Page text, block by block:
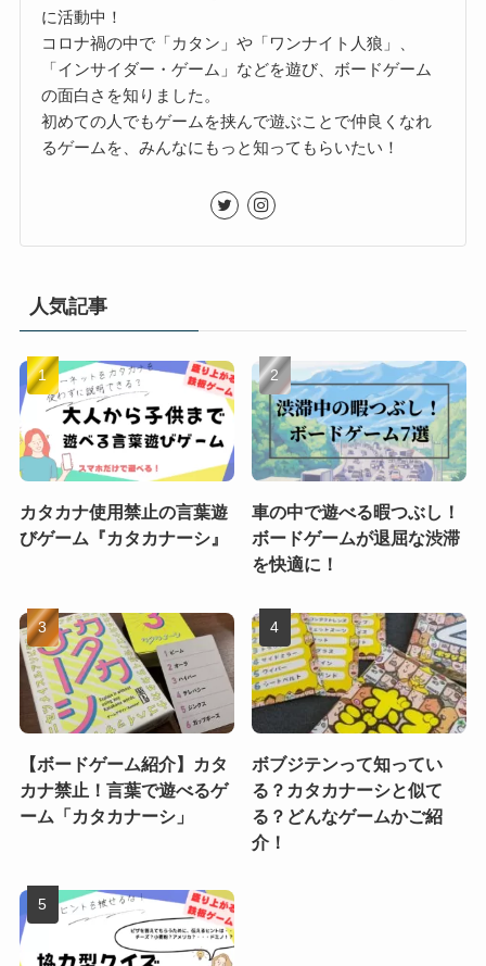
に活動中！
コロナ禍の中で「カタン」や「ワンナイト人狼」、
「インサイダー・ゲーム」などを遊び、ボードゲーム
の面白さを知りました。
初めての人でもゲームを挟んで遊ぶことで仲良くなれ
るゲームを、みんなにもっと知ってもらいたい！
人気記事
カタカナ使用禁止の言葉遊
びゲーム『カタカナーシ』
車の中で遊べる暇つぶし！
ボードゲームが退屈な渋滞
を快適に！
【ボードゲーム紹介】カタ
カナ禁止！言葉で遊べるゲ
ーム「カタカナーシ」
ボブジテンって知ってい
る？カタカナーシと似て
る？どんなゲームかご紹
介！